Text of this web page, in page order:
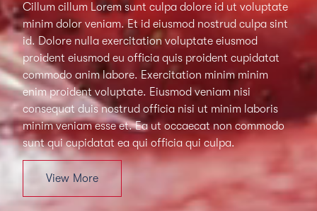
Cillum cillum Lorem sunt culpa dolore id ut voluptate
minim dolor veniam. Et id eiusmod nostrud culpa sint
id. Dolore nulla exercitation voluptate eiusmod
proident eiusmod eu officia quis proident cupidatat
commodo anim labore. Exercitation minim minim
enim proident voluptate. Eiusmod veniam nisi
consequat duis nostrud officia nisi ut minim laboris
minim veniam esse et. Ea ut occaecat non commodo
sunt qui cupidatat ea qui officia qui culpa.
View More